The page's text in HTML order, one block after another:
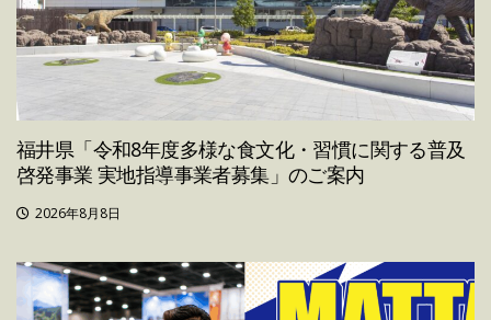
福井県「令和8年度多様な食文化・習慣に関する普及
啓発事業 実地指導事業者募集」のご案内
2026年8月8日